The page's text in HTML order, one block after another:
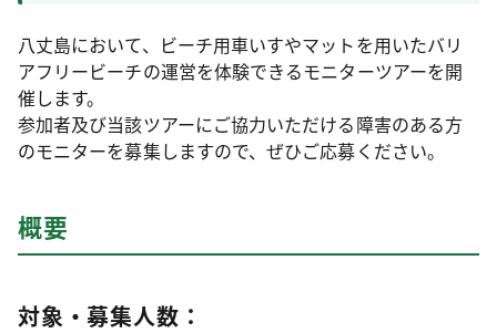
八丈島において、ビーチ用車いすやマットを用いたバリ
アフリービーチの運営を体験できるモニターツアーを開
催します。
参加者及び当該ツアーにご協力いただける障害のある方
のモニターを募集しますので、ぜひご応募ください。
概要
対象・募集人数：